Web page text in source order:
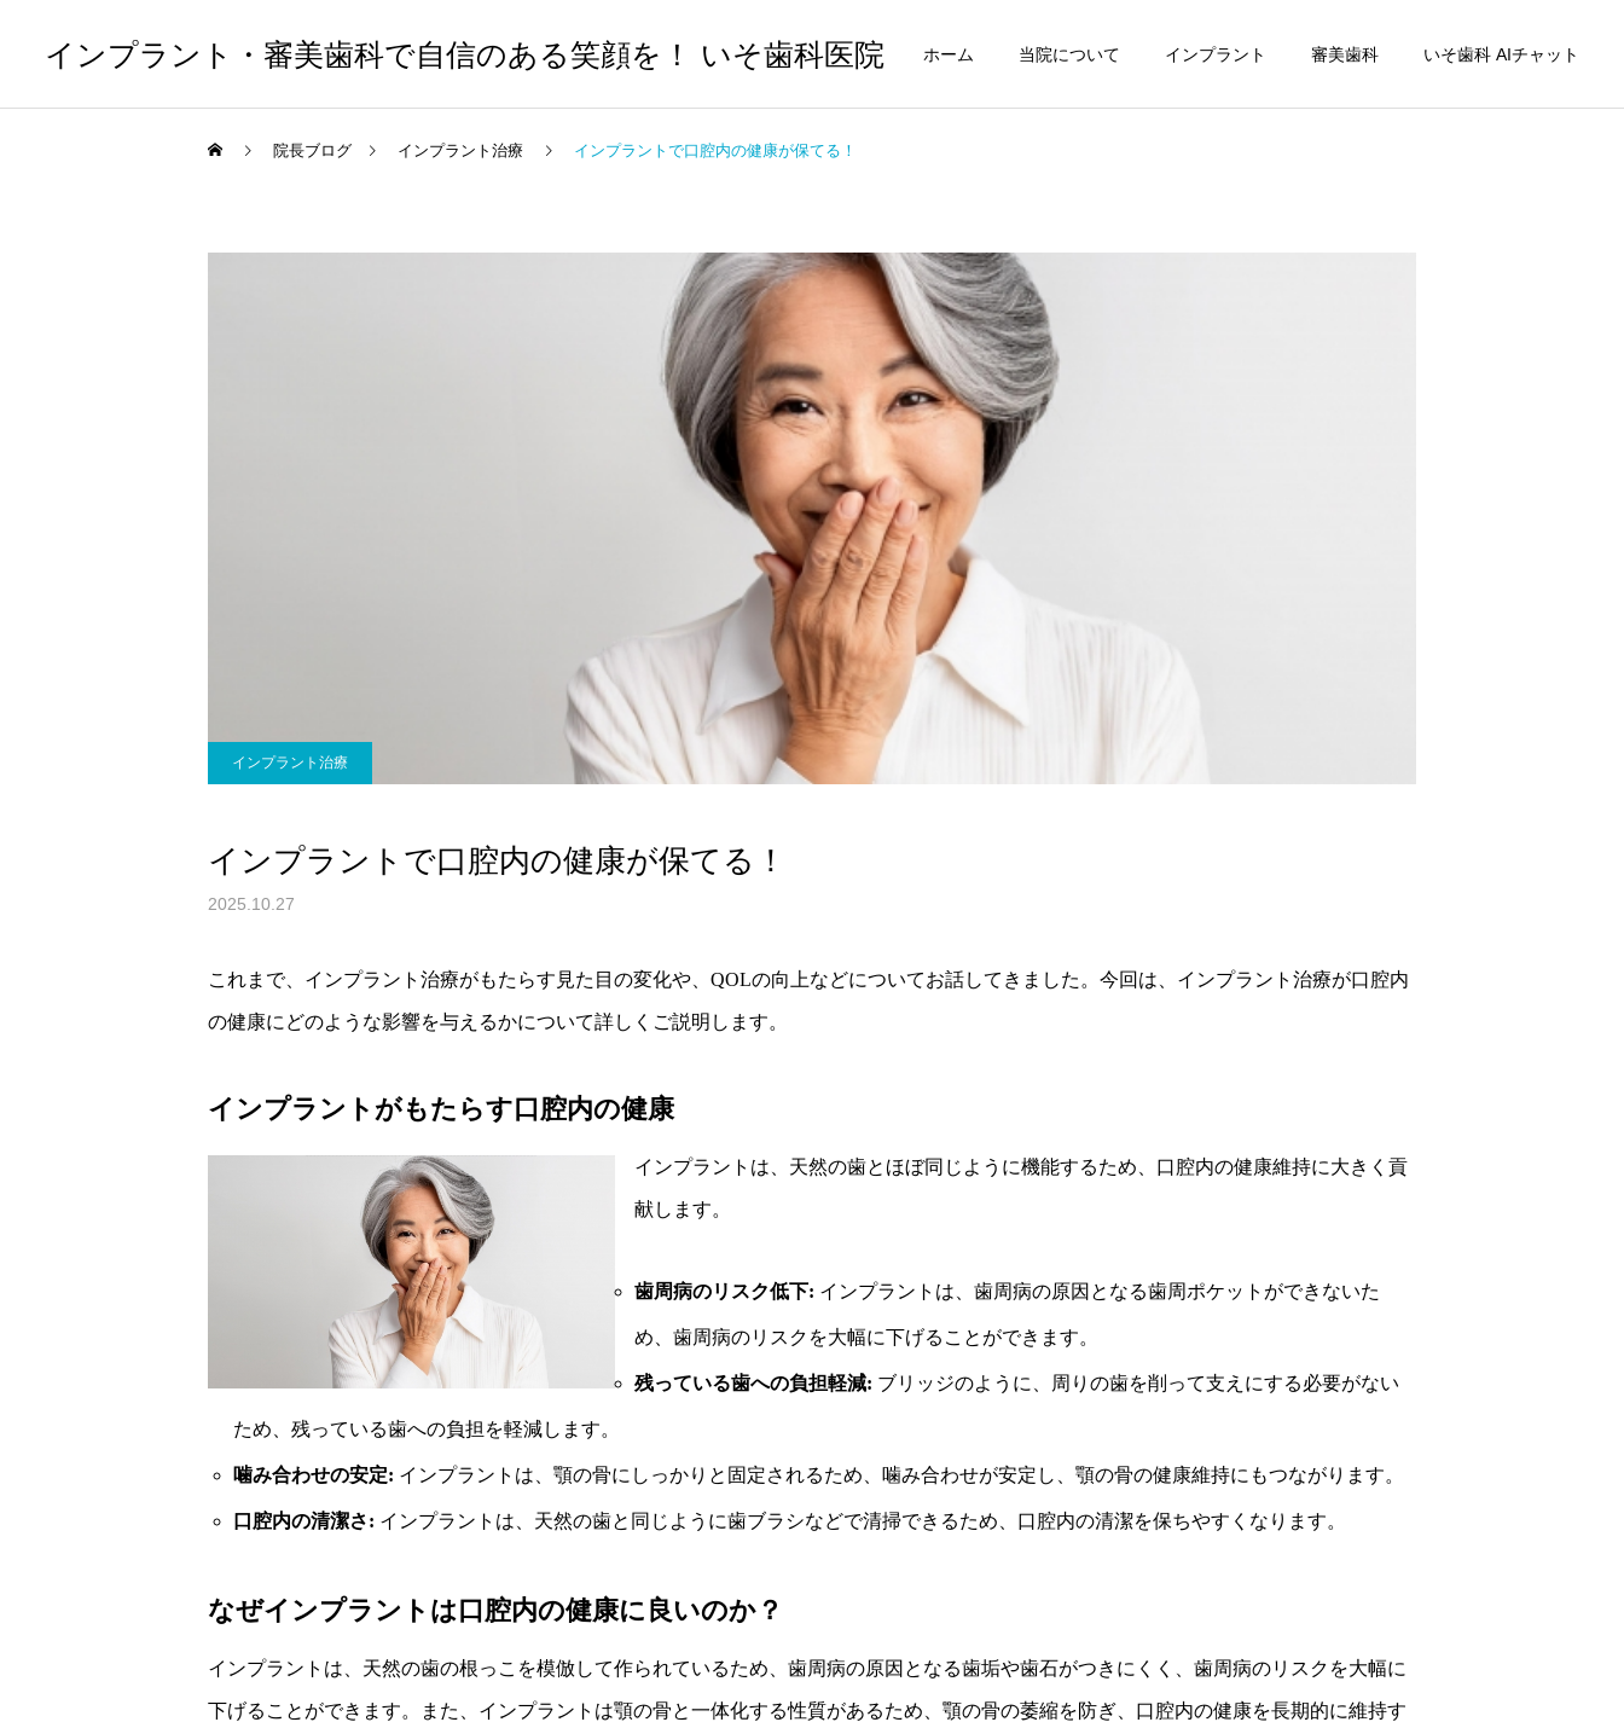
インプラント・審美歯科で自信のある笑顔を！ いそ歯科医院 ホーム 当院について インプラント 審美歯科 いそ歯科 AIチャット
院長ブログ インプラント治療 インプラントで口腔内の健康が保てる！
インプラント治療
インプラントで口腔内の健康が保てる！
2025.10.27
これまで、インプラント治療がもたらす見た目の変化や、QOLの向上などについてお話してきました。今回は、インプラント治療が口腔内
の健康にどのような影響を与えるかについて詳しくご説明します。
インプラントがもたらす口腔内の健康
インプラントは、天然の歯とほぼ同じように機能するため、口腔内の健康維持に大きく貢
献します。
歯周病のリスク低下: インプラントは、歯周病の原因となる歯周ポケットができないた
め、歯周病のリスクを大幅に下げることができます。
残っている歯への負担軽減: ブリッジのように、周りの歯を削って支えにする必要がない
ため、残っている歯への負担を軽減します。
噛み合わせの安定: インプラントは、顎の骨にしっかりと固定されるため、噛み合わせが安定し、顎の骨の健康維持にもつながります。
口腔内の清潔さ: インプラントは、天然の歯と同じように歯ブラシなどで清掃できるため、口腔内の清潔を保ちやすくなります。
なぜインプラントは口腔内の健康に良いのか？
インプラントは、天然の歯の根っこを模倣して作られているため、歯周病の原因となる歯垢や歯石がつきにくく、歯周病のリスクを大幅に
下げることができます。また、インプラントは顎の骨と一体化する性質があるため、顎の骨の萎縮を防ぎ、口腔内の健康を長期的に維持す